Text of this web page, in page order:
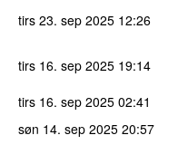
tirs 23. sep 2025 12:26
tirs 16. sep 2025 19:14
tirs 16. sep 2025 02:41
søn 14. sep 2025 20:57